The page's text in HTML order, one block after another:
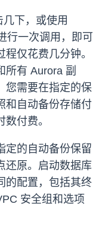
下，或使用
行一次调用，即可
仅花费几分钟。
所有 Aurora 副
您需要在指定的保
和自动备份存储付
付费。
定的自动备份保留
还原。启动数据库
的配置，包括其终
安全组和选项